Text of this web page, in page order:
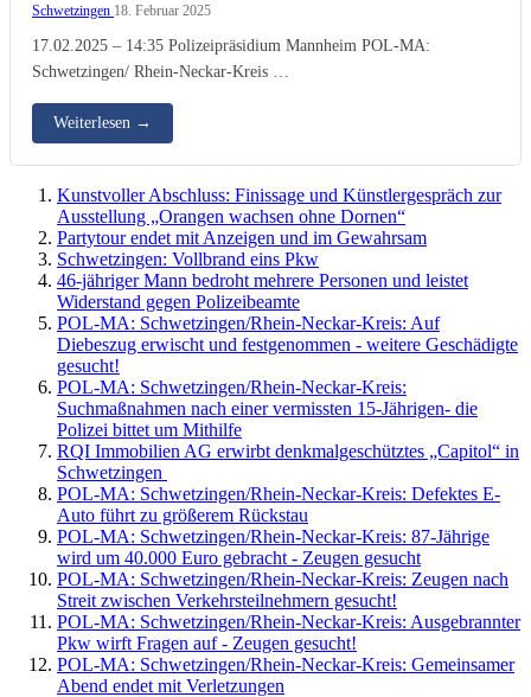
Schwetzingen 18. Februar 2025
17.02.2025 – 14:35 Polizeipräsidium Mannheim POL-MA:
Schwetzingen/ Rhein-Neckar-Kreis …
Weiterlesen →
Kunstvoller Abschluss: Finissage und Künstlergespräch zur
Ausstellung „Orangen wachsen ohne Dornen“
Partytour endet mit Anzeigen und im Gewahrsam
Schwetzingen: Vollbrand eins Pkw
46-jähriger Mann bedroht mehrere Personen und leistet
Widerstand gegen Polizeibeamte
POL-MA: Schwetzingen/Rhein-Neckar-Kreis: Auf
Diebeszug erwischt und festgenommen - weitere Geschädigte
gesucht!
POL-MA: Schwetzingen/Rhein-Neckar-Kreis:
Suchmaßnahmen nach einer vermissten 15-Jährigen- die
Polizei bittet um Mithilfe
RQI Immobilien AG erwirbt denkmalgeschütztes „Capitol“ in
Schwetzingen
POL-MA: Schwetzingen/Rhein-Neckar-Kreis: Defektes E-
Auto führt zu größerem Rückstau
POL-MA: Schwetzingen/Rhein-Neckar-Kreis: 87-Jährige
wird um 40.000 Euro gebracht - Zeugen gesucht
POL-MA: Schwetzingen/Rhein-Neckar-Kreis: Zeugen nach
Streit zwischen Verkehrsteilnehmern gesucht!
POL-MA: Schwetzingen/Rhein-Neckar-Kreis: Ausgebrannter
Pkw wirft Fragen auf - Zeugen gesucht!
POL-MA: Schwetzingen/Rhein-Neckar-Kreis: Gemeinsamer
Abend endet mit Verletzungen